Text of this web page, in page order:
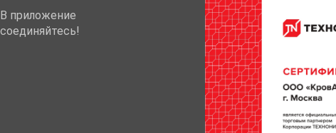
приложение